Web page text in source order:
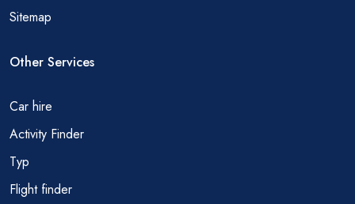
Sitemap
Other Services
Car hire
Activity Finder
Тур
Flight finder